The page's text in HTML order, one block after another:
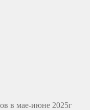
в мае-июне 2025г